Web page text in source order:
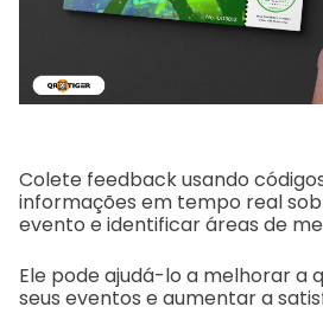
Colete feedback usando
informações em tempo real
evento e identificar áreas de
Ele pode ajudá-lo a melhorar a
seus eventos e aumentar a